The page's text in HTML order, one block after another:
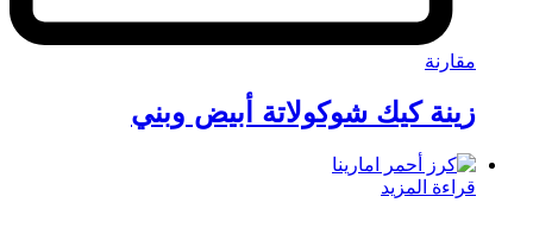
مقارنة
زينة كيك شوكولاتة أبيض وبني
قراءة المزيد